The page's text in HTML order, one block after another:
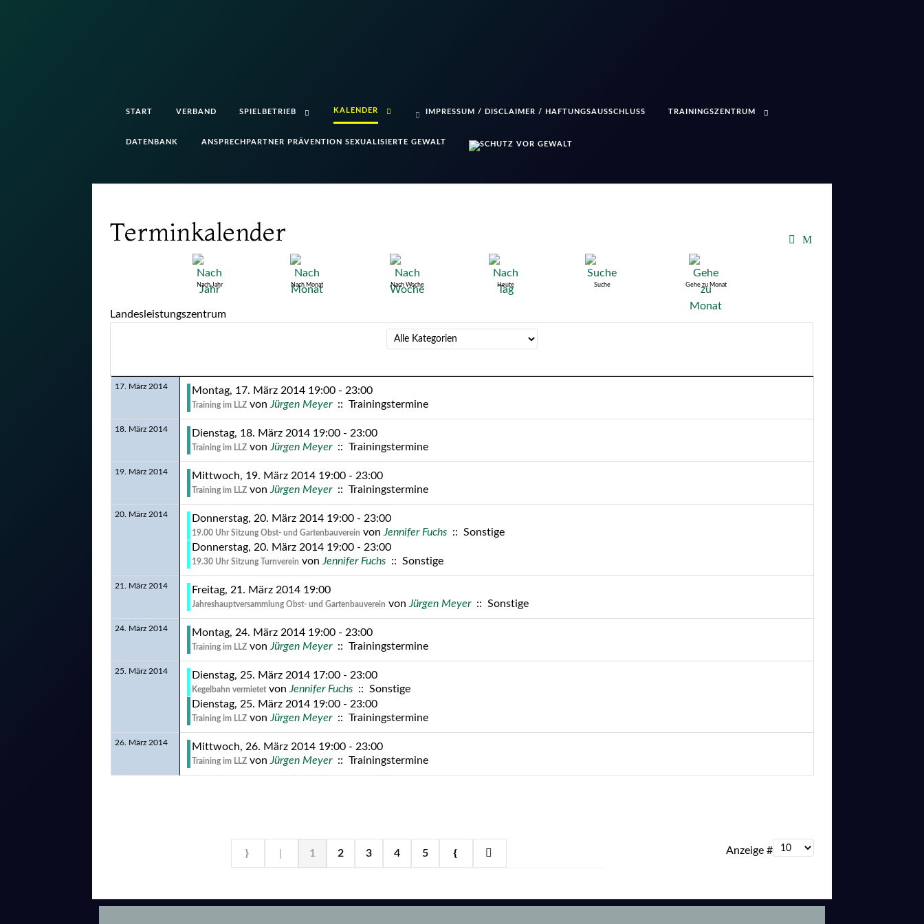
START VERBAND SPIELBETRIEB KALENDER IMPRESSUM / DISCLAIMER / HAFTUNGSAUSSCHLUSS TRAININGSZENTRUM
DATENBANK ANSPRECHPARTNER PRÄVENTION SEXUALISIERTE GEWALT
Terminkalender
Nach Jahr Nach Monat Nach Woche Heute Suche Gehe zu Monat
Landesleistungszentrum
17. März 2014 Montag, 17. März 2014 19:00 - 23:00
Training im LLZvon Jürgen Meyer:: Trainingstermine
18. März 2014 Dienstag, 18. März 2014 19:00 - 23:00
Training im LLZvon Jürgen Meyer:: Trainingstermine
19. März 2014 Mittwoch, 19. März 2014 19:00 - 23:00
Training im LLZvon Jürgen Meyer:: Trainingstermine
20. März 2014 Donnerstag, 20. März 2014 19:00 - 23:00
19.00 Uhr Sitzung Obst- und Gartenbauverein von Jennifer Fuchs:: Sonstige
Donnerstag, 20. März 2014 19:00 - 23:00
19.30 Uhr Sitzung Turnverein von Jennifer Fuchs:: Sonstige
21. März 2014 Freitag, 21. März 2014 19:00
Jahreshauptversammlung Obst- und Gartenbauverein von Jürgen Meyer:: Sonstige
24. März 2014 Montag, 24. März 2014 19:00 - 23:00
Training im LLZvon Jürgen Meyer:: Trainingstermine
25. März 2014 Dienstag, 25. März 2014 17:00 - 23:00
Kegelbahn vermietetvon Jennifer Fuchs:: Sonstige
Dienstag, 25. März 2014 19:00 - 23:00
Training im LLZvon Jürgen Meyer:: Trainingstermine
26. März 2014 Mittwoch, 26. März 2014 19:00 - 23:00
Training im LLZvon Jürgen Meyer:: Trainingstermine
Anzeige #
1 2 3 4 5